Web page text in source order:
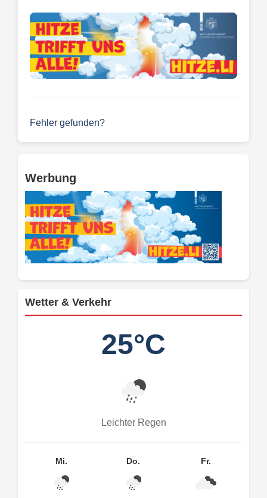
Fehler gefunden?
Werbung
Wetter & Verkehr
25°C
Leichter Regen
Mi. Do. Fr.